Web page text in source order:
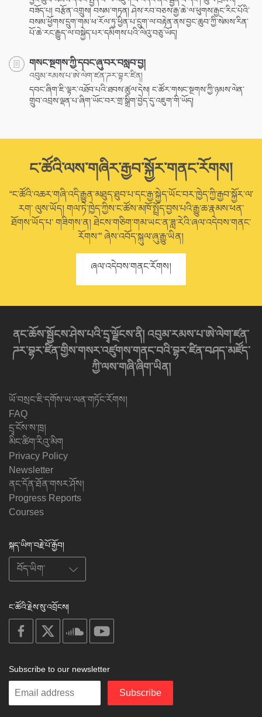
བཟོད་པ། བརྩོན་འགྲུས། བསམ་གཏན། ཤེས་རབ་བཅས་རྒྱ་ཆེ་ལ་ཕུགས་རྒྱང་རིང་པོའི་
བསམ་ཕྱོགས་དྲུག་གམ་ཕ་རོལ་ཏུ་ཕྱིན་པ་དྲུག་ལ་བརྟེན་ནས་བྱང་ཆུབ་ཀྱི་སེམས་རིན་
པོ་ཆེ་རང་རྒྱུད་ལ་བསྐྱེད་པར་དམིགས་པའི་ལེའུ་བཅུ་ཡོད།
གསང་སྔགས་ཀྱི་དབང་ཞུ་བར་བསླབ་བྱ།
འབུམ་རམས་པ་ཨེ་ལེག་ཛན་ཌར་བྷར་ཛིན།
དབང་ཞིག་ཇི་ལྟར་འཐོབ་པའི་ཐབས་ཚུལ་དེས། ང་ཚོར་གསང་སྔགས་ཀྱི་ཉམས་ལེན་
གྲུབ་འབྲས་ལྡན་པ་ཞིག་ཡོང་བར་གྲ་སྒྲིག་བྱེད་དུ་འཇུག་གི་ཡོད།
ང་ཚོའི་ལས་གཞིར་རྒྱབ་སྐྱོར་གནང་རོགས།
“ང་ཚོའི་འཆར་གཞི་འདི་རྒྱུན་མཐུད་ཐུབ་པ་དང་རྒྱ་སྐྱེད་ཡོང་བར་ཁྱེད་ཀྱི་རྒྱབ་སྐྱོར་ལ་
རག་ ལུས་ཡོད། གལ་ཏེ་ཁྱེད་ཀྱིས་ང་ཚོས་མཁོ་སྤྲོད་བྱས་པའི་རྒྱུ་ཆ་རྣམས་ཕན་
ཐོགས་ཡོད་པ་ གཟིགས་ན། ཐེངས་གཅིག་གམ་ཡང་ན་ཟླ་རེའི་ཞལ་འདེབས་གནང་
རོགས་” ཞེས་འབོད་སྐུལ་ཞུ་རྒྱུ་ཡིན།
ཞལ་འདེབས་གནང་རོགས།
ནང་ཆོས་སྦྱོངས་ཤེས་པའི་དྲྭ་ལྗོངས་ནི། འབུམ་རམས་པ་ཨེ་ལེག་ཛན་
ཌར་བྷར་ཛིན་གྱིས་གསར་འཛུགས་གནང་བའི་བྷར་ཛིན་བཤད་མཛོད་
ཀྱི་ལས་གཞི་ཞིག་ཡིན།
ཡོ་བསྲང་ཇི་དགོས་ཡ་ལན་གཏོང་རོགས།
FAQ
དྲྭ་ངོས་ས་ཁྲ།
མིང་ཚིག་རིའུ་མིག
Privacy Policy
Newsletter
ནང་དོན་ཐོན་གསར་ཤོས།
Progress Reports
Courses
སྐད་ཡིག་བརྗེ་པོ་རྒྱོབ།
ང་ཚོའི་རྗེས་སུ་འབྲོངས།
on
facebook
soundcloud
Subscribe to our newsletter
Enter
Subscribe